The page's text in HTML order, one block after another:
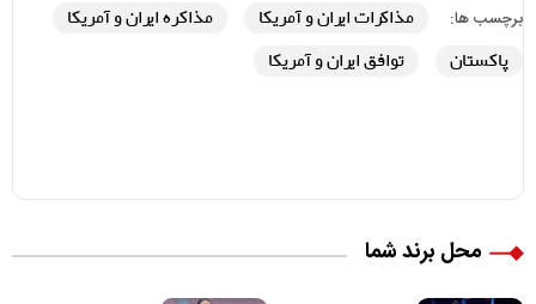
برچسب ها: مذاکرات ایران و آمریکا
مذاکره ایران و آمریکا
پاکستان
توافق ایران و آمریکا
محل برند شما